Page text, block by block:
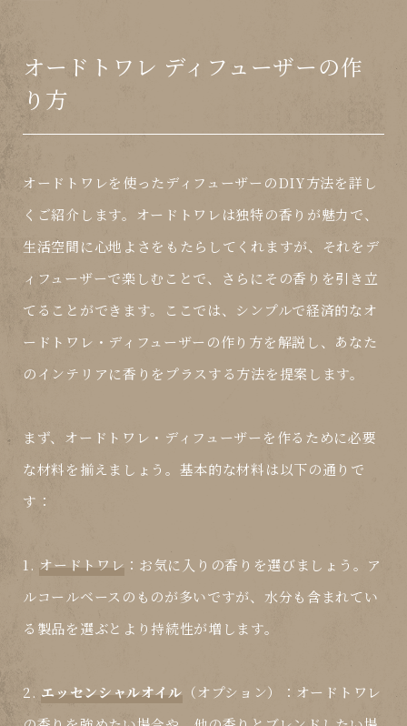
オードトワレ ディフューザーの作
り方
オードトワレを使ったディフューザーのDIY方法を詳し
くご紹介します。オードトワレは独特の香りが魅力で、
生活空間に心地よさをもたらしてくれますが、それをデ
ィフューザーで楽しむことで、さらにその香りを引き立
てることができます。ここでは、シンプルで経済的なオ
ードトワレ・ディフューザーの作り方を解説し、あなた
のインテリアに香りをプラスする方法を提案します。
まず、オードトワレ・ディフューザーを作るために必要
な材料を揃えましょう。基本的な材料は以下の通りで
す：
1. オードトワレ ：お気に入りの香りを選びましょう。ア
ルコールベースのものが多いですが、水分も含まれてい
る製品を選ぶとより持続性が増します。
2. エッセンシャルオイル （オプション）：オードトワレ